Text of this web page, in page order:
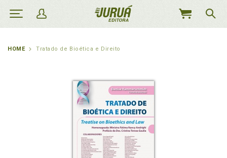
MEU
HOME Tratado de Bioética e Direito